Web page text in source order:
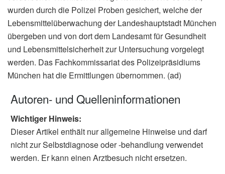
wurden durch die Polizei Proben gesichert, welche der
Lebensmittelüberwachung der Landeshauptstadt München
übergeben und von dort dem Landesamt für Gesundheit
und Lebensmittelsicherheit zur Untersuchung vorgelegt
werden. Das Fachkommissariat des Polizeipräsidiums
München hat die Ermittlungen übernommen. (ad)
Autoren- und Quelleninformationen
Wichtiger Hinweis:
Dieser Artikel enthält nur allgemeine Hinweise und darf
nicht zur Selbstdiagnose oder -behandlung verwendet
werden. Er kann einen Arztbesuch nicht ersetzen.